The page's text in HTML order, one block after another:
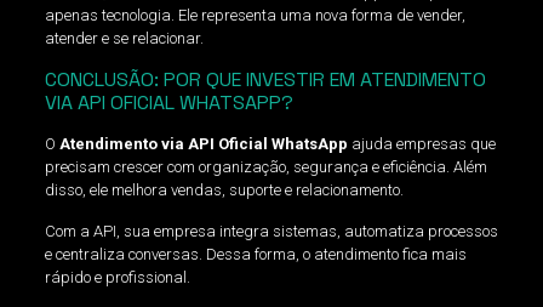
apenas tecnologia. Ele representa uma nova forma de vender,
atender e se relacionar.
CONCLUSÃO: POR QUE INVESTIR EM ATENDIMENTO
VIA API OFICIAL WHATSAPP?
O Atendimento via API Oficial WhatsApp ajuda empresas que
precisam crescer com organização, segurança e eficiência. Além
disso, ele melhora vendas, suporte e relacionamento.
Com a API, sua empresa integra sistemas, automatiza processos
e centraliza conversas. Dessa forma, o atendimento fica mais
rápido e profissional.